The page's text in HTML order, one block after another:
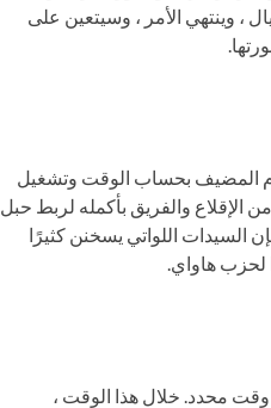
وينتهي الأمر ، وسيتعين على
المضيف بحساب الوقت وتشغيل
الإقلاع والفريق بأكمله لربط حبل
السيدات اللواتي يسخنن كثيرًا
هاواي.
محدد. خلال هذا الوقت ،